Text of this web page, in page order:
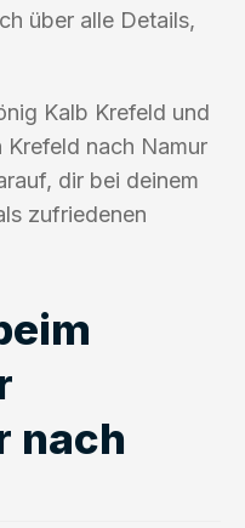
über alle Details,
Kalb Krefeld und
nach Namur
dir bei deinem
zufriedenen
nach